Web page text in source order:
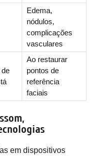
Edema,
nódulos,
complicações
vasculares
Ao restaurar
pontos de
referência
faciais
em dispositivos